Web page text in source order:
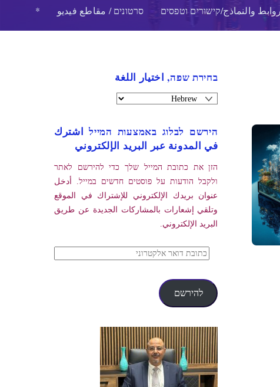
والنماذج/קישורים וטפסים סרטונים / مقاطع فيديو *
בחירת שפה, اختيار اللغة
הירשם לבלוג באמצעות המייל اشترك
في المدونة عبر البريد الإلكتروني
הזן את כתובת המייל שלך כדי להירשם לאתר
ולקבל הודעות על פוסטים חדשים במייל. أدخل
عنوان بريدك الإلكتروني للإشتراك في الموقع
وتلقي إشعارات بالمشاركات الجديدة عن طريق
البريد الإلكتروني.
כתובת
אלקטרוני
להירשם